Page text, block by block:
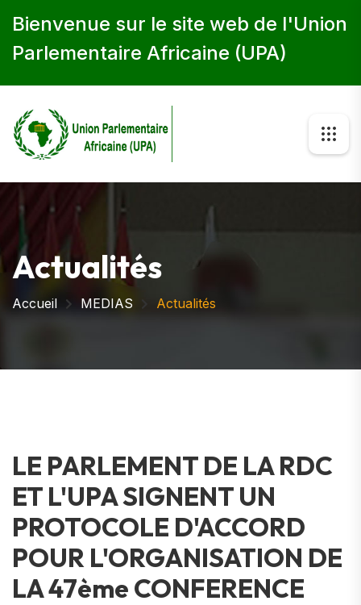
Bienvenue sur le site web de l'Union
Parlementaire Africaine (UPA)
Actualités
Accueil MEDIAS Actualités
LE PARLEMENT DE LA RDC
ET L'UPA SIGNENT UN
PROTOCOLE D'ACCORD
POUR L'ORGANISATION DE
LA 47ème CONFERENCE